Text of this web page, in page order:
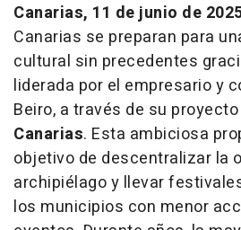
Canarias, 11 de junio de
Canarias se preparan para
cultural sin precedentes
liderada por el empresario y
Beiro, a través de su proyecto
Canarias. Esta ambiciosa
objetivo de descentralizar la
archipiélago y llevar
los municipios con menor